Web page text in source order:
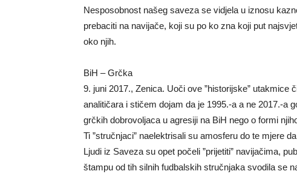
Nesposobnost našeg saveza se vidjela u iznosu
prebaciti na navijače, koji su po ko zna koji put
oko njih.
BiH – Grčka
9. juni 2017., Zenica. Uoči ove ”historijske” utakmice
analitičara i stičem dojam da je 1995.-a a ne 2017.-a
grčkih dobrovoljaca u agresiji na BiH nego o formi
Ti ”stručnjaci” naelektrisali su amosferu do te mjere
Ljudi iz Saveza su opet počeli ”prijetiti” navijačima,
štampu od tih silnih fudbalskih stručnjaka svodila se